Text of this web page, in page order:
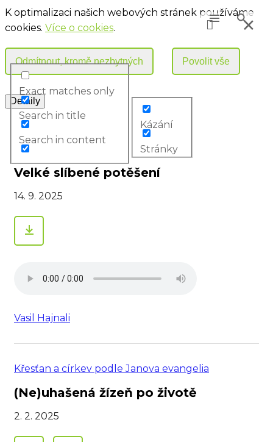
K optimalizaci našich webových stránek používáme
cookies. Více o cookies.
Velké slíbené potěšení
14. 9. 2025
Vasil Hajnali
Křesťan a církev podle Janova evangelia
(Ne)uhašená žízeň po životě
2. 2. 2025
Exact matches only
Search in title
Search in content
Kázání
Stránky